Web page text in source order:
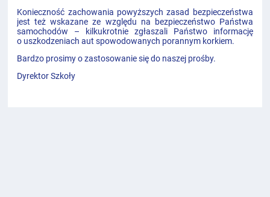
Konieczność zachowania powyższych zasad bezpieczeństwa
jest też wskazane ze względu na bezpieczeństwo Państwa
samochodów – kilkukrotnie zgłaszali Państwo informację
o uszkodzeniach aut spowodowanych porannym korkiem.
Bardzo prosimy o zastosowanie się do naszej prośby.
Dyrektor Szkoły